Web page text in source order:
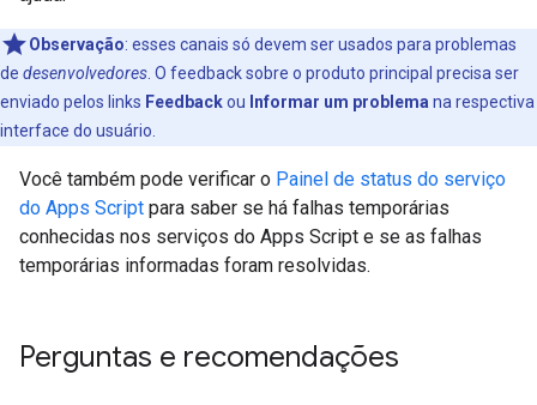
Observação: esses canais só devem ser usados para problemas
de desenvolvedores . O feedback sobre o produto principal precisa ser
enviado pelos links Feedbackou Informar um problema na respectiva
interface do usuário.
Você também pode verificar o Painel de status do serviço
do Apps Script para saber se há falhas temporárias
conhecidas nos serviços do Apps Script e se as falhas
temporárias informadas foram resolvidas.
Perguntas e recomendações